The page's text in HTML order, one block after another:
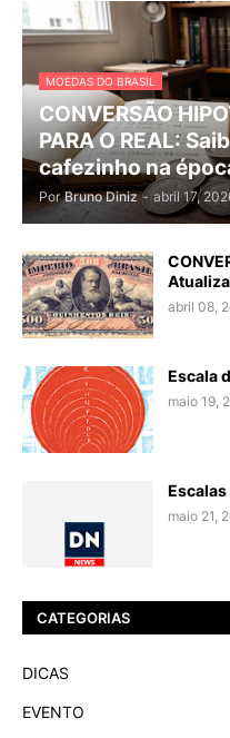
MOEDAS DO BRASIL
CONVERSÃO
PARA O REAL:
cafezinho na
Por Bruno Diniz - abril 17,
abril 08,
Escala
maio 19,
Escalas
maio 21,
CATEGORIAS
DICAS
EVENTO